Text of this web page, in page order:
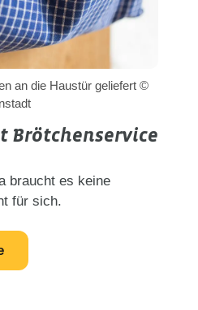
an die Haustür geliefert ©
Brötchenservice
braucht es keine
für sich.